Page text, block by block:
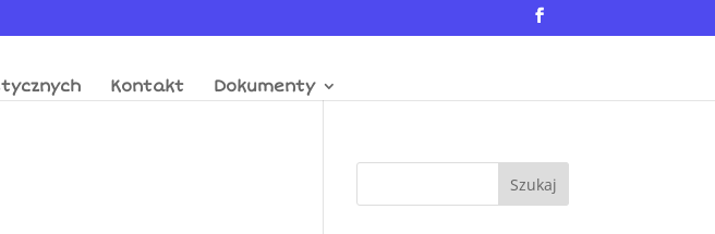
Kontakt Dokumenty